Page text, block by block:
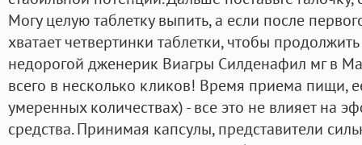
Могу целую таблетку выпить, а если после
хватает четвертинки таблетки, чтобы
недорогой дженерик Виагры Силденафил мг в
всего в несколько кликов! Время приема пищи,
умеренных количествах) - все это не влияет на
средства. Принимая капсулы, представители